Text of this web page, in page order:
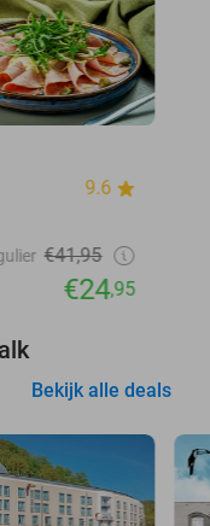
9.6
€41,95
€24,95
Bekijk alle deals